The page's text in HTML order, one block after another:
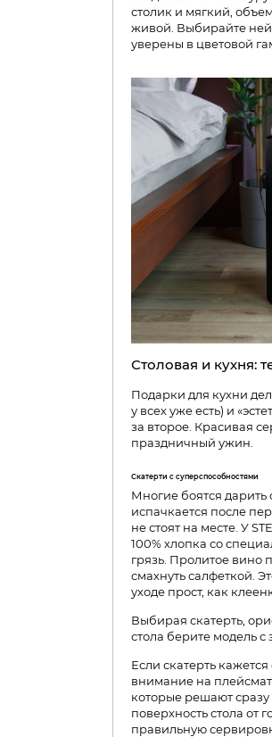
столик и мягкий,
живой. Выбирайте
уверены в цветовой
Столовая и кухня:
Подарки для кухни
у всех уже есть) и
за второе. Красивая
праздничный ужин.
Скатерти с суперспособностями
Многие боятся дарить
испачкается после
не стоят на месте. У
100% хлопка со
грязь. Пролитое вино
смахнуть салфеткой.
уходе прост, как
Выбирая скатерть,
стола берите модель
Если скатерть
внимание на
которые решают
поверхность стола от
правильную